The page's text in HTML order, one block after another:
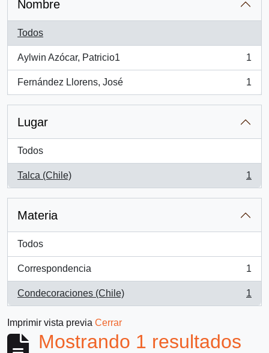
Nombre
Todos
Aylwin Azócar, Patricio1
, 1 resultados
1
Fernández Llorens, José
, 1 resultados
1
Lugar
Todos
Talca (Chile)
, 1 resultados
1
Materia
Todos
Correspondencia
, 1 resultados
1
Condecoraciones (Chile)
, 1 resultados
1
Imprimir vista previa Cerrar
Mostrando 1 resultados